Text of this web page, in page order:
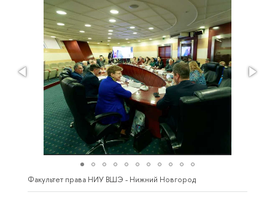
Факультет права НИУ ВШЭ - Нижний Новгород